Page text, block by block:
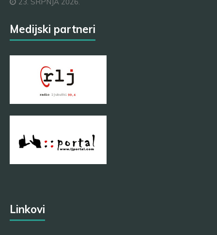
Medijski partneri
Linkovi